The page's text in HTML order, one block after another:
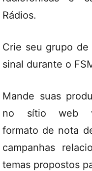
Rádios.
Crie seu grupo
sinal durante o
Mande suas
no sítio web
formato de nota
campanhas
temas propostos